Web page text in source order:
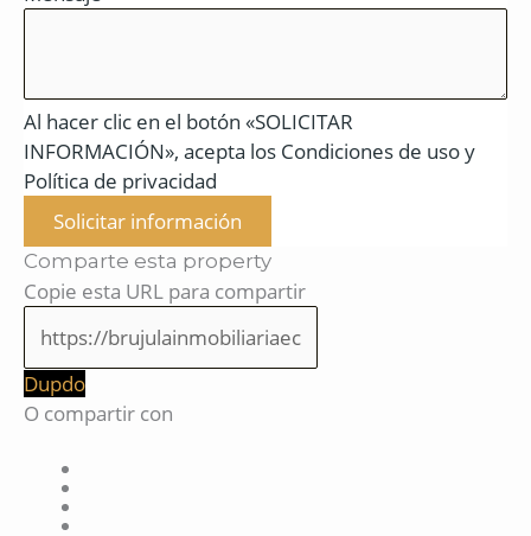
Al hacer clic en el botón «SOLICITAR
INFORMACIÓN», acepta los Condiciones de uso y
Política de privacidad
Solicitar información
Comparte esta property
Copie esta URL para compartir
Dupdo
O compartir con